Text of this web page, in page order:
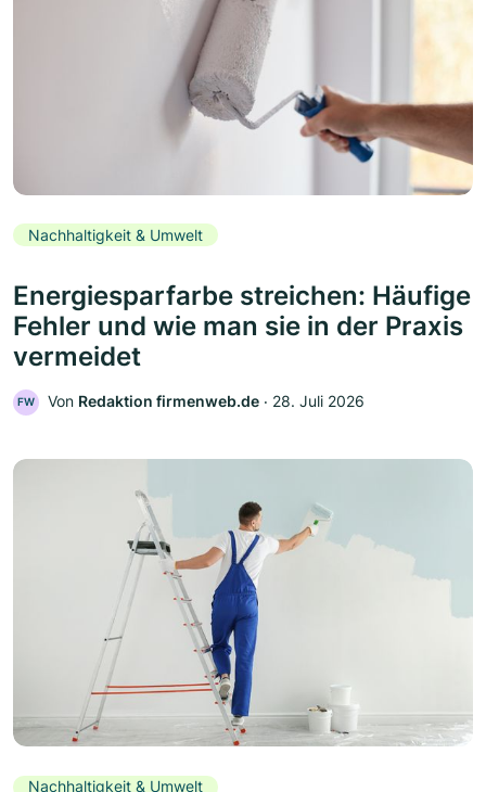
Nachhaltigkeit & Umwelt
Energiesparfarbe streichen: Häufige
Fehler und wie man sie in der Praxis
vermeidet
FW Von Redaktion firmenweb.de ‧ 28. Juli 2026
Nachhaltigkeit & Umwelt